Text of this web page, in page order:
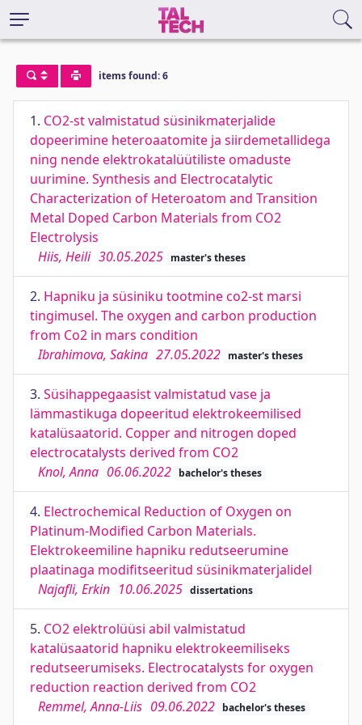
items found: 6
1. CO2-st valmistatud süsinikmaterjalide
dopeerimine heteroaatomite ja siirdemetallidega
ning nende elektrokatalüütiliste omaduste
uurimine. Synthesis and Electrocatalytic
Characterization of Heteroatom and Transition
Metal Doped Carbon Materials from CO2
Electrolysis
Hiis, Heili 30.05.2025 master's theses
2. Hapniku ja süsiniku tootmine co2-st marsi
tingimusel. The oxygen and carbon production
from Co2 in mars condition
Ibrahimova, Sakina 27.05.2022 master's theses
3. Süsihappegaasist valmistatud vase ja
lämmastikuga dopeeritud elektrokeemilised
katalüsaatorid. Copper and nitrogen doped
electrocatalysts derived from CO2
Knol, Anna 06.06.2022 bachelor's theses
4. Electrochemical Reduction of Oxygen on
Platinum-Modified Carbon Materials.
Elektrokeemiline hapniku redutseerumine
plaatinaga modifitseeritud süsinikmaterjalidel
Najafli, Erkin 10.06.2025 dissertations
5. CO2 elektrolüüsi abil valmistatud
katalüsaatorid hapniku elektrokeemiliseks
redutseerumiseks. Electrocatalysts for oxygen
reduction reaction derived from CO2
Remmel, Anna-Liis 09.06.2022 bachelor's theses